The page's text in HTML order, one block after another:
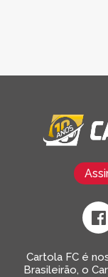
Cartola FC é
Brasileirão, o